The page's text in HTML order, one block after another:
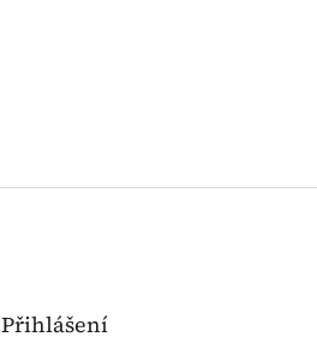
Přihlášení